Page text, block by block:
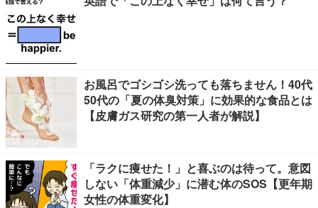
お風呂でゴシゴシ洗っても落ちません！40代
50代の「夏の体臭対策」に効果的な食品とは
【皮膚ガス研究の第一人者が解説】
「ラクに痩せた！」と喜ぶのは待って。意図
しない「体重減少」に潜む体のSOS【更年期
女性の体重変化】